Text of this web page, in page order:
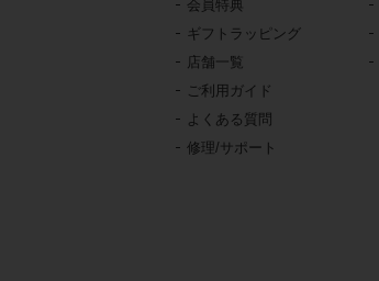
会員特典
ギフトラッピング
店舗一覧
ご利用ガイド
よくある質問
修理/サポート